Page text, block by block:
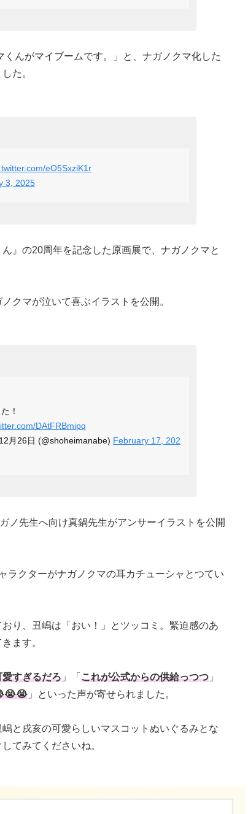
んがマイブームです。」と、ナガノクマ化した
た。
eO5SxziK1r
3, 2025
』の20周年を記念した原画展で、ナガノクマと
クマが泣いて喜ぶイラストを公開。
！
DAtFRBmipq
月26日 (@shoheimanabe) February 17, 202
ノ先生へ向け真鍋先生がアンサーイラストを公開
ラクターがナガノクマの耳カチューシャとつてい
り、丑嶋は「おい！」とツッコミ。緊迫感のあ
ます。
愛すぎるだろ 」「 これが公式からの供給っつつ 」
」といった声が寄せられました。
と戌亥の可愛らしいマスコットぬいぐるみとな
てみてくださいね。